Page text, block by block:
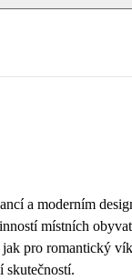
7 8 9
a moderním
místních
pro romantický
skutečností.